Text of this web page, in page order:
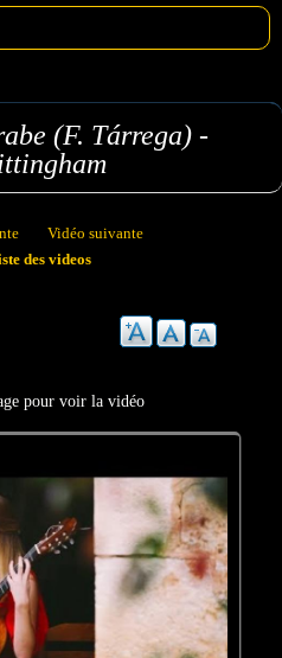
(F. Tárrega) -
Vidéo suivante
des videos
pour voir la vidéo